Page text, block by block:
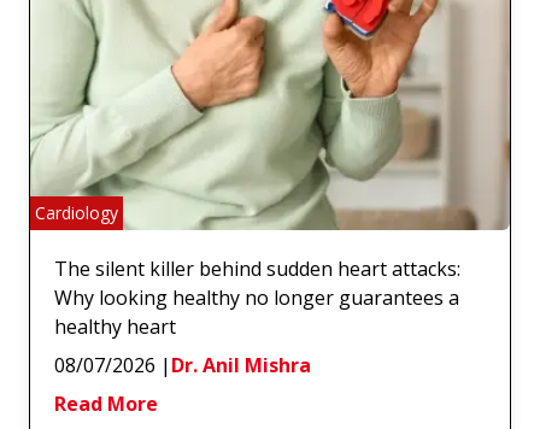
Cardiology
The silent killer behind sudden heart attacks:
Why looking healthy no longer guarantees a
healthy heart
08/07/2026 | Dr. Anil Mishra
Read More